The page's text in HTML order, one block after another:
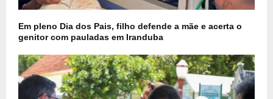
Em pleno Dia dos Pais, filho defende a mãe e acerta o
genitor com pauladas em Iranduba